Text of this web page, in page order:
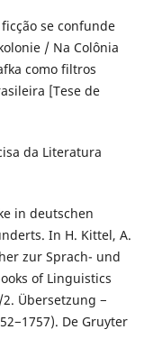
se confunde
/ Na Colônia
como filtros
[Tese de
da Literatura
in deutschen
In H. Kittel, A.
zur Sprach- und
of Linguistics
Übersetzung −
De Gruyter